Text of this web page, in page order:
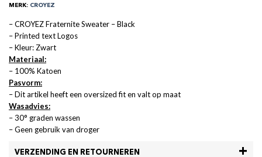
MERK: CROYEZ
– CROYEZ Fraternite Sweater – Black
– Printed text Logos
– Kleur: Zwart
Materiaal:
– 100% Katoen
Pasvorm:
– Dit artikel heeft een oversized fit en valt op maat
Wasadvies:
– 30° graden wassen
– Geen gebruik van droger
VERZENDING EN RETOURNEREN